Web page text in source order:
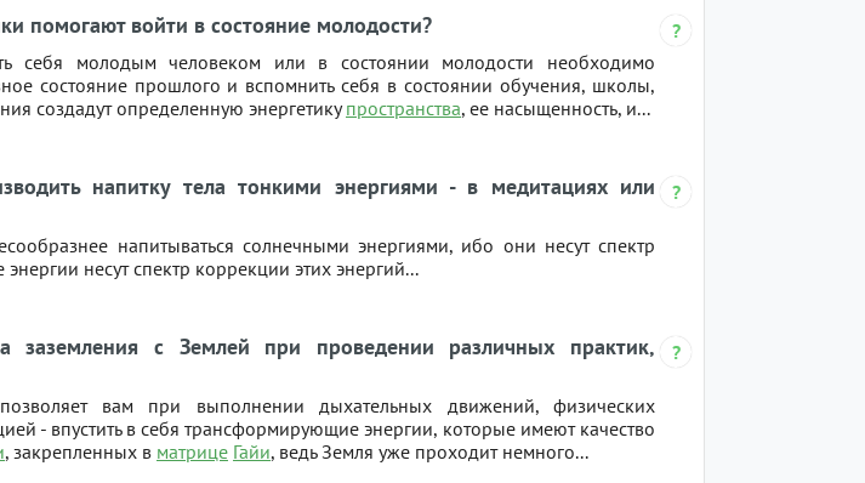
помогают войти в состояние молодости?
себя молодым человеком или в состоянии молодости необходимо
состояние прошлого и вспомнить себя в состоянии обучения, школы,
создадут определенную энергетикупространства, ее насыщенность, и...
напитку тела тонкими энергиями - в медитациях или
напитываться солнечными энергиями, ибо они несут спектр
несут спектр коррекции этих энергий...
заземления с Землей при проведении различных практик,
вам при выполнении дыхательных движений, физических
- впустить в себя трансформирующие энергии, которые имеют качество
, закрепленных в матрице Гайи, ведь Земля уже проходит немного...